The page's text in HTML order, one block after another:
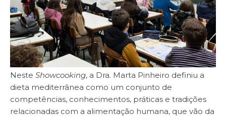
Neste Showcooking, a Dra. Marta Pinheiro definiu a
dieta mediterrânea como um conjunto de
competências, conhecimentos, práticas e tradições
relacionadas com a alimentação humana, que vão da